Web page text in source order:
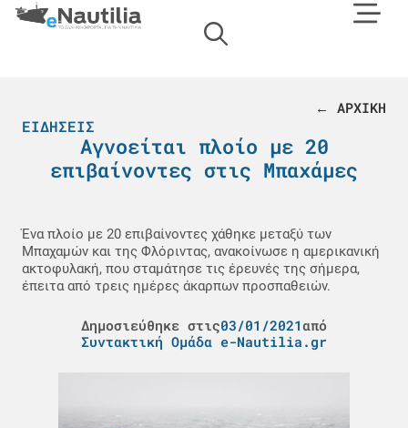
← ΑΡΧΙΚΗ
ΕΙΔΉΣΕΙΣ
Αγνοείται πλοίο με 20
επιβαίνοντες στις Μπαχάμες
Ένα πλοίο με 20 επιβαίνοντες χάθηκε μεταξύ των
Μπαχαμών και της Φλόριντας, ανακοίνωσε η αμερικανική
ακτοφυλακή, που σταμάτησε τις έρευνές της σήμερα,
έπειτα από τρεις ημέρες άκαρπων προσπαθειών.
Δημοσιεύθηκε στις03/01/2021από
Συντακτική Ομάδα e-Nautilia.gr